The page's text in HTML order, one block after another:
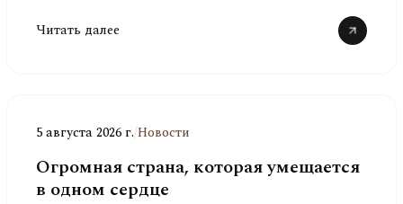
Читать далее
5 августа 2026 г./Новости
Огромная страна, которая умещается
в одном сердце